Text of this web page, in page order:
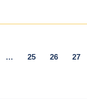
… 25 26 27